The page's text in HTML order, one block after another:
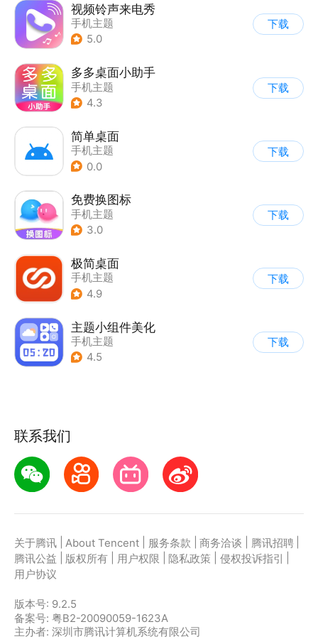
视频铃声来电秀
手机主题
5.0
下载
多多桌面小助手
手机主题
4.3
下载
简单桌面
手机主题
0.0
下载
免费换图标
手机主题
3.0
下载
极简桌面
手机主题
4.9
下载
主题小组件美化
手机主题
4.5
下载
联系我们
关于腾讯 About Tencent 服务条款 商务洽谈 腾讯招聘
腾讯公益
版权所有 用户权限 隐私政策 侵权投诉指引
用户协议
版本号: 9.2.5
备案号: 粤B2-20090059-1623A
主办者: 深圳市腾讯计算机系统有限公司